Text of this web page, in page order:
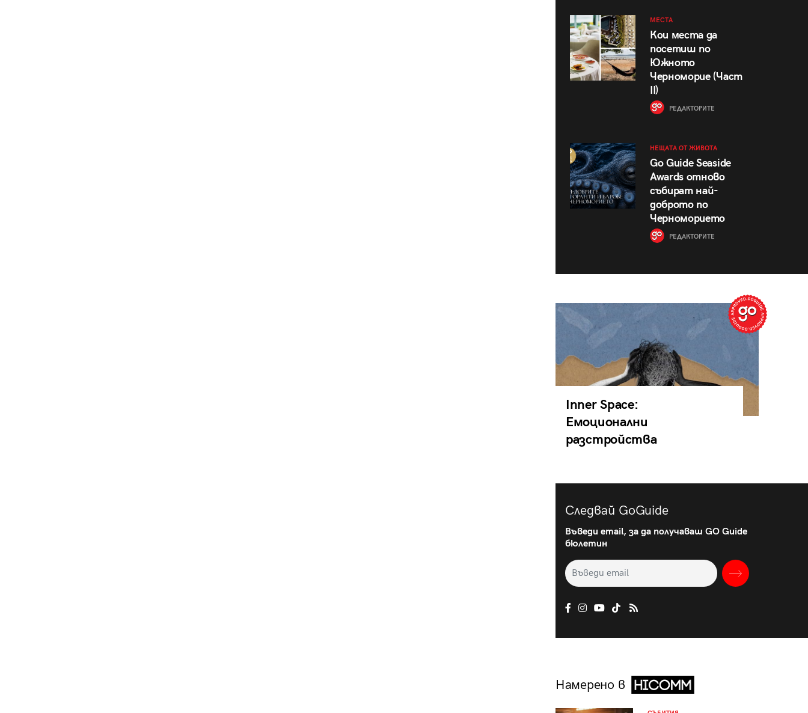
МЕСТА
Кои места да
посетиш по
Южното
Черноморие (Част
II)
РЕДАКТОРИТЕ
НЕЩАТА ОТ ЖИВОТА
Go Guide Seaside
Awards отново
събират най-
доброто по
Черноморието
РЕДАКТОРИТЕ
Inner Space:
Емоционални
разстройства
Следвай GoGuide
Въведи email, за да получаваш GO Guide
бюлетин
Намерено в